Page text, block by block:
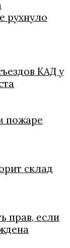
рухнуло
КАД у
пожаре
склад
прав, если